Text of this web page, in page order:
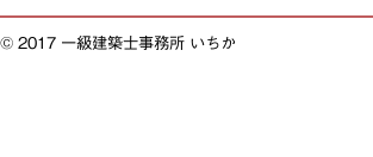
© 2017 一級建築士事務所 いちか